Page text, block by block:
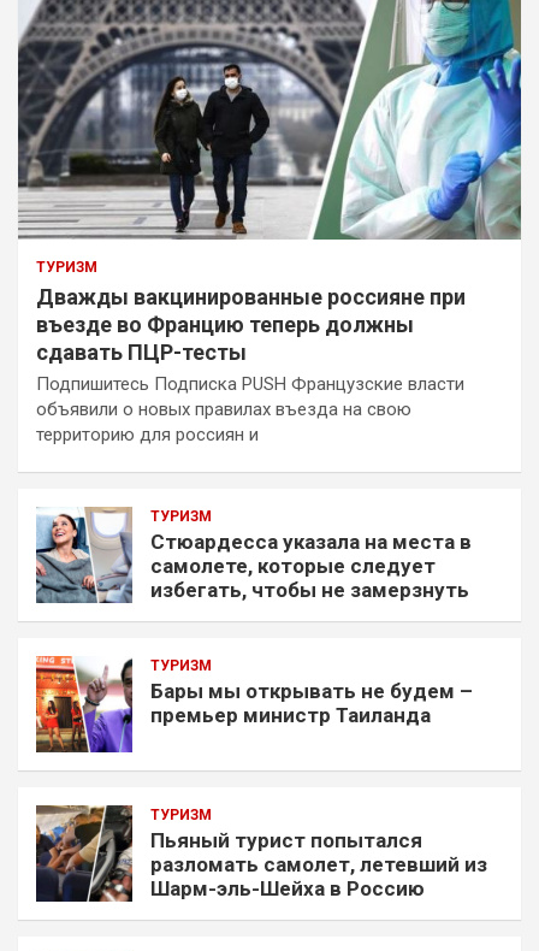
ТУРИЗМ
Дважды вакцинированные россияне при
въезде во Францию теперь должны
сдавать ПЦР-тесты
Подпишитесь Подписка PUSH Французские власти
объявили о новых правилах въезда на свою
территорию для россиян и
ТУРИЗМ
Стюардесса указала на места в
самолете, которые следует
избегать, чтобы не замерзнуть
ТУРИЗМ
Бары мы открывать не будем –
премьер министр Таиланда
ТУРИЗМ
Пьяный турист попытался
разломать самолет, летевший из
Шарм-эль-Шейха в Россию